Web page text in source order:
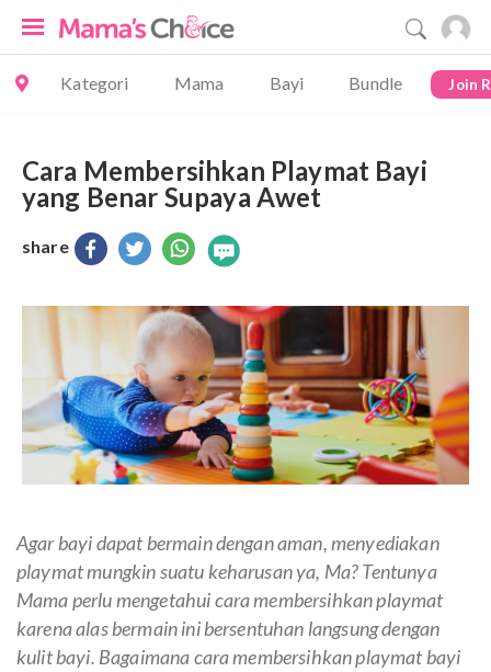
Kategori Mama Bayi Bundle Join
Cara Membersihkan Playmat Bayi
yang Benar Supaya Awet
share
Agar bayi dapat bermain dengan aman, menyediakan
playmat mungkin suatu keharusan ya, Ma? Tentunya
Mama perlu mengetahui cara membersihkan playmat
karena alas bermain ini bersentuhan langsung dengan
kulit bayi. Bagaimana cara membersihkan playmat bayi